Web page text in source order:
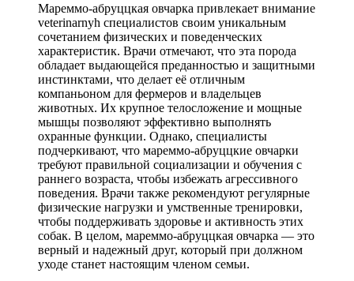
Мареммо-абруццкая овчарка привлекает внимание
veterinarnyh специалистов своим уникальным
сочетанием физических и поведенческих
характеристик. Врачи отмечают, что эта порода
обладает выдающейся преданностью и защитными
инстинктами, что делает её отличным
компаньоном для фермеров и владельцев
животных. Их крупное телосложение и мощные
мышцы позволяют эффективно выполнять
охранные функции. Однако, специалисты
подчеркивают, что мареммо-абруццкие овчарки
требуют правильной социализации и обучения с
раннего возраста, чтобы избежать агрессивного
поведения. Врачи также рекомендуют регулярные
физические нагрузки и умственные тренировки,
чтобы поддерживать здоровье и активность этих
собак. В целом, мареммо-абруццкая овчарка — это
верный и надежный друг, который при должном
уходе станет настоящим членом семьи.